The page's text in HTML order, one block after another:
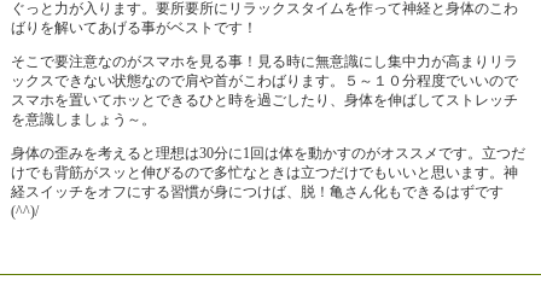
ぐっと力が入ります。要所要所にリラックスタイムを作って神経と身体のこわ
ばりを解いてあげる事がベストです！
そこで要注意なのがスマホを見る事！見る時に無意識にし集中力が高まりリラ
ックスできない状態なので肩や首がこわばります。５～１０分程度でいいので
スマホを置いてホッとできるひと時を過ごしたり、身体を伸ばしてストレッチ
を意識しましょう～。
身体の歪みを考えると理想は30分に1回は体を動かすのがオススメです。立つだ
けでも背筋がスッと伸びるので多忙なときは立つだけでもいいと思います。神
経スイッチをオフにする習慣が身につけば、脱！亀さん化もできるはずです
(^^)/